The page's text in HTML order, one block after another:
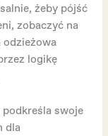
żeby pójść
zobaczyć na
logikę
swoje
dla